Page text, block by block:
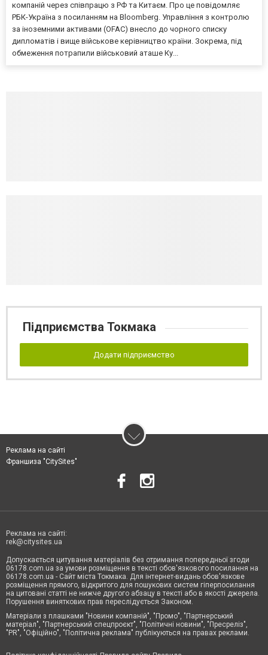
компаній через співпрацю з РФ та Китаєм. Про це повідомляє
РБК-Україна з посиланням на Bloomberg. Управління з контролю
за іноземними активами (OFAC) внесло до чорного списку
дипломатів і вище військове керівництво країни. Зокрема, під
обмеження потрапили військовий аташе Ку...
Підприємства Токмака
Додати підприємство
Реклама на сайті
Франшиза "CitySites"
Реклама на сайті:
rek@citysites.ua
Допускається цитування матеріалів без отримання попередньої згоди
06178.com.ua за умови розміщення в тексті обов'язкового посилання на
06178.com.ua - Сайт міста Токмака. Для інтернет-видань обов'язкове
розміщення прямого, відкритого для пошукових систем гіперпосилання
на цитовані статті не нижче другого абзацу в тексті або в якості джерела.
Порушення виняткових прав переслідується Законом.
Матеріали з плашками "Новини компаній", "Промо", "Партнерський
матеріал", "Партнерський спецпроєкт", "Політичні новини", "Пресреліз",
"PR", "Офіційно", "Політична реклама" публікуються на правах реклами.